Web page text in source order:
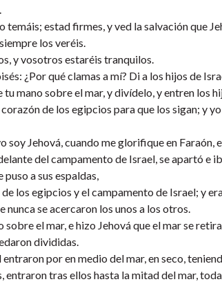
estad firmes, y ved la salvación que
los veréis.
y vosotros estaréis tranquilos.
¿Por qué clamas a mí? Di a los hijos de
mano sobre el mar, y divídelo, y entren los
de los egipcios para que los sigan; y
soy Jehová, cuando me glorifique en Faraón,
del campamento de Israel, se apartó e
a sus espaldas,
los egipcios y el campamento de Israel; y
nunca se acercaron los unos a los otros.
sobre el mar, e hizo Jehová que el mar se
divididas.
por en medio del mar, en seco,
entraron tras ellos hasta la mitad del mar,